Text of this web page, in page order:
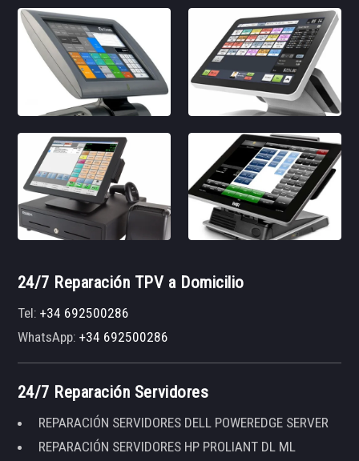
24/7 Reparación TPV a Domicilio
Tel:+34 692500286
WhatsApp:+34 692500286
24/7 Reparación Servidores
REPARACIÓN SERVIDORES DELL POWEREDGE SERVER
REPARACIÓN SERVIDORES HP PROLIANT DL ML